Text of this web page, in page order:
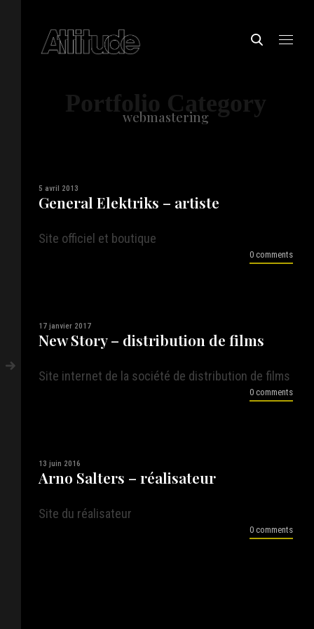
Portfolio Category
webmastering
5 avril 2013
General Elektriks – artiste
Site officiel et boutique
0 comments
17 janvier 2017
New Story – distribution de films
Site internet de la société de distribution de films
0 comments
13 juin 2016
Arno Salters – réalisateur
Site du réalisateur
0 comments